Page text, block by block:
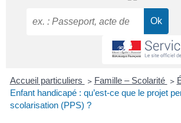
Accueil particuliers > Famille – Scolarité >
Enfant handicapé : qu’est-ce que le projet
scolarisation (PPS) ?